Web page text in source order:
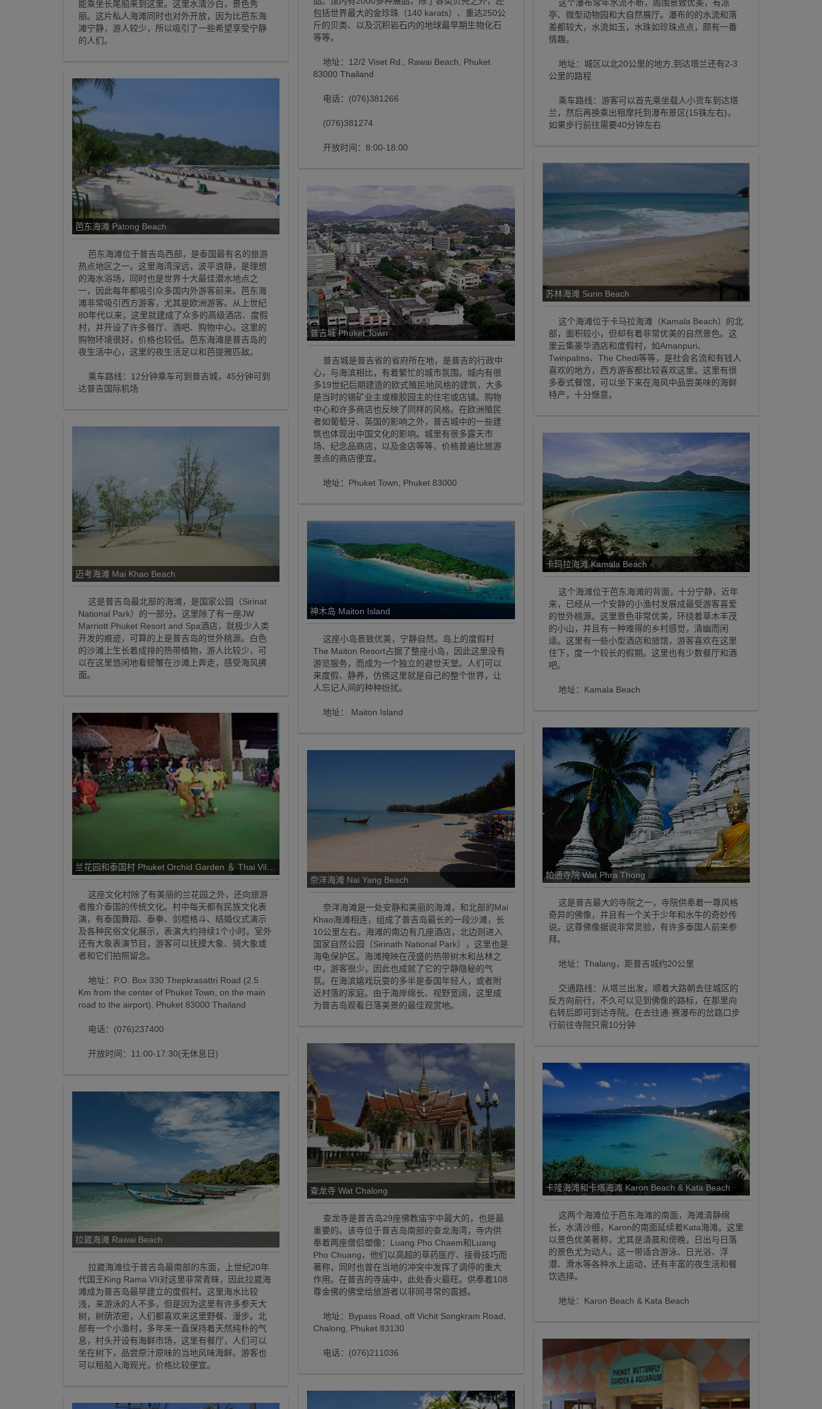
能乘坐长尾船来到这里。这里水清沙白，景色秀
丽。这片私人海滩同时也对外开放，因为比芭东海
滩宁静，游人较少，所以吸引了一些希望享受宁静
的人们。
芭东海滩 Patong Beach
芭东海滩位于普吉岛西部，是泰国最有名的旅游
热点地区之一。这里海湾深远，波平浪静，是理想
的海水浴场，同时也是世界十大最佳潜水地点之
一，因此每年都吸引众多国内外游客前来。芭东海
滩非常吸引西方游客，尤其是欧洲游客。从上世纪
80年代以来，这里就建成了众多的高级酒店、度假
村，并开设了许多餐厅、酒吧、购物中心。这里的
购物环境很好，价格也较低。芭东海滩是普吉岛的
夜生活中心，这里的夜生活足以和芭提雅匹敌。
乘车路线：12分钟乘车可到普吉城，45分钟可到
达普吉国际机场
迈考海滩 Mai Khao Beach
这是普吉岛最北部的海滩，是国家公园（Sirinat
National Park）的一部分。这里除了有一座JW
Marriott Phuket Resort and Spa酒店，就极少人类
开发的痕迹，可算的上是普吉岛的世外桃源。白色
的沙滩上生长着成排的热带植物，游人比较少，可
以在这里悠闲地看螃蟹在沙滩上奔走，感受海风拂
面。
兰花园和泰国村 Phuket Orchid Garden ＆ Thai Village
这座文化村除了有美丽的兰花园之外，还向旅游
者推介泰国的传统文化。村中每天都有民族文化表
演，有泰国舞蹈、泰拳、剑棍格斗、结婚仪式演示
及各种民俗文化展示，表演大约持续1个小时。室外
还有大象表演节目，游客可以抚摸大象、骑大象或
者和它们拍照留念。
地址：P.O. Box 330 Thepkrasattri Road (2.5
Km from the center of Phuket Town, on the main
road to the airport), Phuket 83000 Thailand
电话：(076)237400
开放时间：11:00-17:30(无休息日)
拉崴海滩 Rawai Beach
拉崴海滩位于普吉岛最南部的东面，上世纪20年
代国王King Rama VII对这里非常青睐，因此拉崴海
滩成为普吉岛最早建立的度假村。这里海水比较
浅，来游泳的人不多，但是因为这里有许多参天大
树，树荫浓密，人们都喜欢来这里野餐、漫步。北
部有一个小渔村，多年来一直保持着天然纯朴的气
息，村头开设有海鲜市场，这里有餐厅，人们可以
坐在树下，品尝原汁原味的当地风味海鲜。游客也
可以租船入海观光，价格比较便宜。
包括世界最大的金珍珠（140 karats）、重达250公
斤的贝类、以及沉积岩石内的地球最早期生物化石
等等。
地址：12/2 Viset Rd., Rawai Beach, Phuket
83000 Thailand
电话：(076)381266
(076)381274
开放时间：8:00-18:00
普吉城 Phuket Town
普吉城是普吉省的省府所在地，是普吉的行政中
心，与海滨相比，有着繁忙的城市氛围。城内有很
多19世纪后期建造的欧式殖民地风格的建筑，大多
是当时的锡矿业主或橡胶园主的住宅或店铺。购物
中心和许多商店也反映了同样的风格。在欧洲殖民
者如葡萄牙、英国的影响之外，普吉城中的一些建
筑也体现出中国文化的影响。城里有很多露天市
场、纪念品商店，以及金店等等，价格普遍比旅游
景点的商店便宜。
地址：Phuket Town, Phuket 83000
神木岛 Maiton Island
这座小岛景致优美，宁静自然。岛上的度假村
The Maiton Resort占据了整座小岛，因此这里没有
游览服务，而成为一个独立的避世天堂。人们可以
来度假、静养，仿佛这里就是自己的整个世界，让
人忘记人间的种种纷扰。
地址： Maiton Island
奈洋海滩 Nai Yang Beach
奈洋海滩是一处安静和美丽的海滩，和北部的Mai
Khao海滩相连，组成了普吉岛最长的一段沙滩，长
10公里左右。海滩的南边有几座酒店，北边则进入
国家自然公园（Sirinath National Park），这里也是
海龟保护区。海滩掩映在茂盛的热带树木和丛林之
中，游客很少，因此也成就了它的宁静隐秘的气
氛。在海滨嬉戏玩耍的多半是泰国年轻人，或者附
近村落的家庭。由于海岸绵长、视野宽阔，这里成
为普吉岛观看日落美景的最佳观赏地。
查龙寺 Wat Chalong
查龙寺是普吉岛29座佛教庙宇中最大的，也是最
重要的。该寺位于普吉岛南部的查龙海湾，寺内供
奉着两座僧侣塑像：Luang Pho Chaem和Luang
Pho Chuang，他们以高超的草药医疗、接骨技巧而
著称，同时也曾在当地的冲突中发挥了调停的重大
作用。在普吉的寺庙中，此处香火最旺。供奉着108
尊金佛的佛堂给旅游者以非同寻常的震撼。
地址：Bypass Road, off Vichit Songkram Road,
Chalong, Phuket 83130
电话：(076)211036
这个瀑布常年水流不断，周围景致优美，有凉
亭、微型动物园和大自然展厅。瀑布的的水流和落
差都较大，水流如玉，水珠如珍珠点点，颇有一番
情趣。
地址：城区以北20公里的地方,到达塔兰还有2-3
公里的路程
乘车路线：游客可以首先乘坐载人小货车到达塔
兰，然后再换乘出租摩托到瀑布景区(15铢左右)，
如果步行前往需要40分钟左右
苏林海滩 Surin Beach
这个海滩位于卡马拉海滩（Kamala Beach）的北
部，面积较小，但却有着非常优美的自然景色。这
里云集豪华酒店和度假村，如Amanpuri、
Twinpalms、The Chedi等等，是社会名流和有钱人
喜欢的地方，西方游客都比较喜欢这里。这里有很
多泰式餐馆，可以坐下来在海风中品尝美味的海鲜
特产，十分惬意。
卡玛拉海滩 Kamala Beach
这个海滩位于芭东海滩的背面，十分宁静，近年
来，已经从一个安静的小渔村发展成最受游客喜爱
的世外桃源。这里景色非常优美，环绕着草木丰茂
的小山，并且有一种难得的乡村感觉，清幽而闲
适。这里有一些小型酒店和旅馆，游客喜欢在这里
住下，度一个较长的假期。这里也有少数餐厅和酒
吧。
地址：Kamala Beach
帕通寺院 Wat Phra Thong
这是普吉最大的寺院之一，寺院供奉着一尊风格
奇异的佛像，并且有一个关于少年和水牛的奇妙传
说。这尊佛像据说非常灵验，有许多泰国人前来参
拜。
地址：Thalang，距普吉城约20公里
交通路线：从塔兰出发，顺着大路朝去往城区的
反方向前行，不久可以见到佛像的路标，在那里向
右转后即可到达寺院。在去往通·赛瀑布的岔路口步
行前往寺院只需10分钟
卡隆海滩和卡塔海滩 Karon Beach & Kata Beach
这两个海滩位于芭东海滩的南面，海滩清静绵
长，水清沙细，Karon的南面延续着Kata海滩。这里
以景色优美著称，尤其是清晨和傍晚，日出与日落
的景色尤为动人。这一带适合游泳、日光浴、浮
潜、滑水等各种水上运动，还有丰富的夜生活和餐
饮选择。
地址：Karon Beach & Kata Beach